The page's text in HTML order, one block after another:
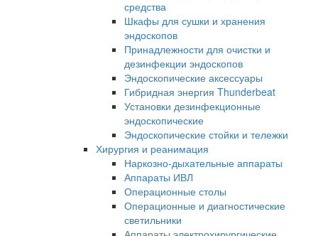
средства
Шкафы для сушки и хранения
эндоскопов
Принадлежности для очистки и
дезинфекции эндоскопов
Эндоскопические аксессуары
Гибридная энергия Thunderbeat
Установки дезинфекционные
эндоскопические
Эндоскопические стойки и тележки
Хирургия и реанимация
Наркозно-дыхательные аппараты
Аппараты ИВЛ
Операционные столы
Операционные и диагностические
светильники